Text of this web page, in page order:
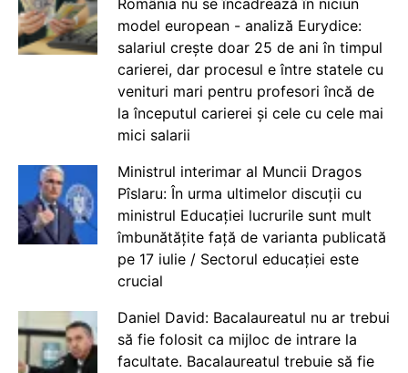
România nu se încadrează în niciun
model european - analiză Eurydice:
salariul crește doar 25 de ani în timpul
carierei, dar procesul e între statele cu
venituri mari pentru profesori încă de
la începutul carierei și cele cu cele mai
mici salarii
Ministrul interimar al Muncii Dragos
Pîslaru: În urma ultimelor discuții cu
ministrul Educației lucrurile sunt mult
îmbunătățite față de varianta publicată
pe 17 iulie / Sectorul educației este
crucial
Daniel David: Bacalaureatul nu ar trebui
să fie folosit ca mijloc de intrare la
facultate. Bacalaureatul trebuie să fie